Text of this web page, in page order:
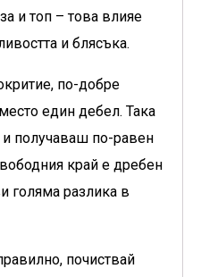
и топ – това влияе
и блясъка.
по-добре
един дебел. Така
и получаваш по-равен
край е дребен
голяма разлика в
почиствай